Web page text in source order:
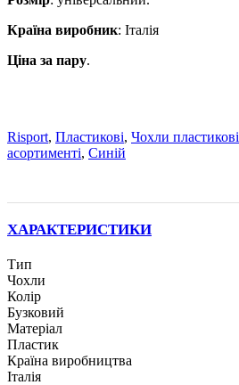
Країна виробник: Італія
Ціна за пару.
Risport, Пластикові, Чохли пластикові
асортименті, Синій
ХАРАКТЕРИСТИКИ
Тип
Чохли
Колір
Бузковий
Матеріал
Пластик
Країна виробництва
Італія